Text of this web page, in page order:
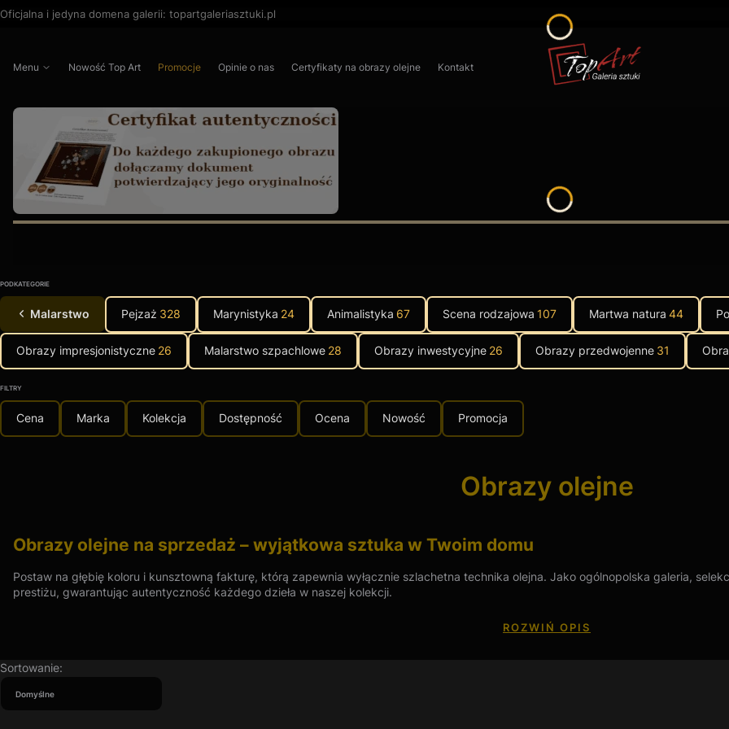
Oficjalna i jedyna domena galerii: topartgaleriasztuki.pl
Menu Nowość Top Art Promocje Opinie o nas Certyfikaty na obrazy olejne Kontakt
Naciśnij Enter lub spację, aby otworzyć stronę.
Naciśnij Enter lub spację, aby otworzyć stronę.
Naciśnij Enter lub spację, aby otworzyć stronę.
Naciśnij Enter lub spację, aby otworzyć stronę.
PODKATEGORIE
Malarstwo Pejzaż 328 Marynistyka 24 Animalistyka 67 Scena rodzajowa 107 Martwa natura 44
Obrazy impresjonistyczne 26 Malarstwo szpachlowe 28 Obrazy inwestycyjne 26 Obrazy przedwojenne 31
FILTRY
Cena Marka Kolekcja Dostępność Ocena Nowość Promocja
Obrazy olejne
Obrazy olejne na sprzedaż – wyjątkowa sztuka w Twoim domu
Postaw na głębię koloru i kunsztowną fakturę, którą zapewnia wyłącznie szlachetna technika olejna. Jako ogólnopolska galeria,
prestiżu, gwarantując autentyczność każdego dzieła w naszej kolekcji.
Obrazy olejne to szlachetna technika, która od wieków definiuje prestiż i smak najwybitniejszych kolekcji. W Top Art wierzymy, że
osobisty dialog artysty z widzem Technika olejna, znana z możliwości tworzenia niezwykle szczegółowych i trwałych dzieł, pozwala
wnętrza i gustu.
ROZWIŃ OPIS
Lista produktów
Sortowanie:
Domyślne